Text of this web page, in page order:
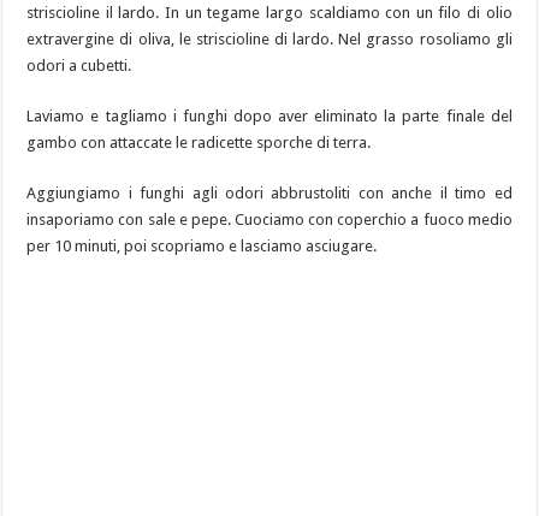
striscioline il lardo. In un tegame largo scaldiamo con un filo di olio
extravergine di oliva, le striscioline di lardo. Nel grasso rosoliamo gli
odori a cubetti.
Laviamo e tagliamo i funghi dopo aver eliminato la parte finale del
gambo con attaccate le radicette sporche di terra.
Aggiungiamo i funghi agli odori abbrustoliti con anche il timo ed
insaporiamo con sale e pepe. Cuociamo con coperchio a fuoco medio
per 10 minuti, poi scopriamo e lasciamo asciugare.